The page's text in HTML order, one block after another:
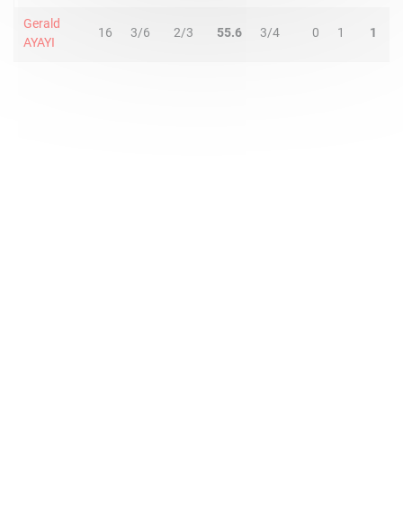
Gerald
AYAYI
16 3/6 2/3 55.6 3/4 0 1 1